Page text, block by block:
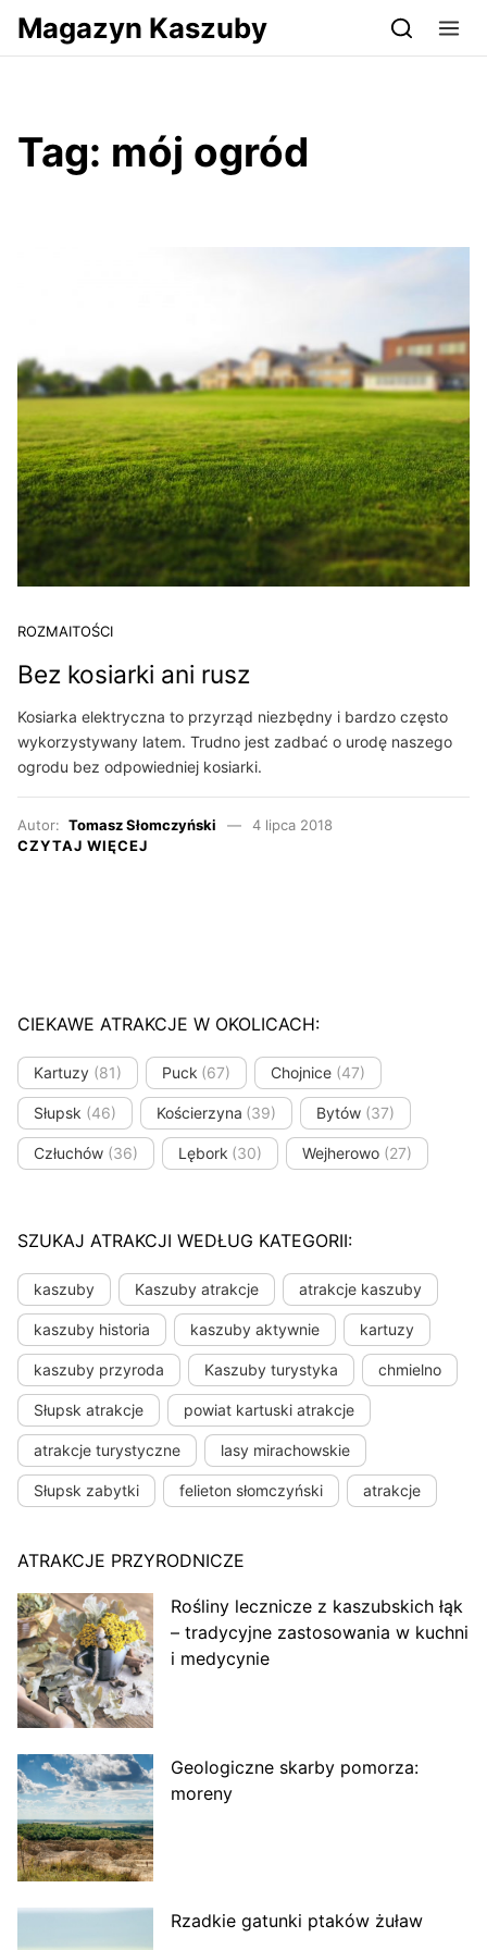
Przejdź do serwisu magazynkaszuby.pl
Magazyn Kaszuby
Tag: mój ogród
ROZMAITOŚCI
Bez kosiarki ani rusz
Kosiarka elektryczna to przyrząd niezbędny i bardzo często
wykorzystywany latem. Trudno jest zadbać o urodę naszego
ogrodu bez odpowiedniej kosiarki.
Autor: Tomasz Słomczyński
4 lipca 2018
CZYTAJ WIĘCEJ
CIEKAWE ATRAKCJE W OKOLICACH:
Kartuzy (81) Puck (67) Chojnice (47)
Słupsk (46) Kościerzyna (39) Bytów (37)
Człuchów (36) Lębork (30) Wejherowo (27)
SZUKAJ ATRAKCJI WEDŁUG KATEGORII:
kaszuby Kaszuby atrakcje atrakcje kaszuby
kaszuby historia kaszuby aktywnie kartuzy
kaszuby przyroda Kaszuby turystyka chmielno
Słupsk atrakcje powiat kartuski atrakcje
atrakcje turystyczne lasy mirachowskie
Słupsk zabytki felieton słomczyński atrakcje
ATRAKCJE PRZYRODNICZE
Rośliny lecznicze z kaszubskich łąk
– tradycyjne zastosowania w kuchni
i medycynie
Geologiczne skarby pomorza:
moreny
Rzadkie gatunki ptaków żuław